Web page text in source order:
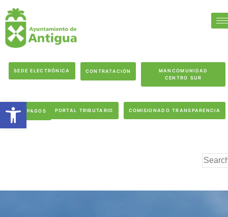
SEDE ELECTRÓNICA CONTRATACIÓN
MANCOMUNIDAD
CENTRO SUR
PAGOS PORTAL TRIBUTARIO COMISIONADO TRANSPARENCIA
Abrir barra de herramientas